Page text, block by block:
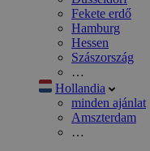
Fekete erdő
Hamburg
Hessen
Szászország
…
Hollandia
minden ajánlat
Amszterdam
…